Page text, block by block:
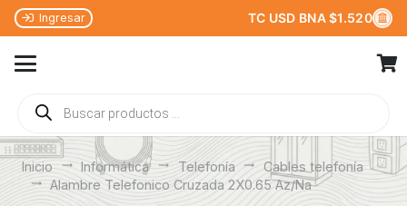
Ingresar TC USD BNA $1.520
Búsqueda
de
productos
Inicio trending_flat Informática trending_flat Telefonía trending_flat Cables telefonía
trending_flat Alambre Telefonico Cruzada 2X0.65 Az/Na